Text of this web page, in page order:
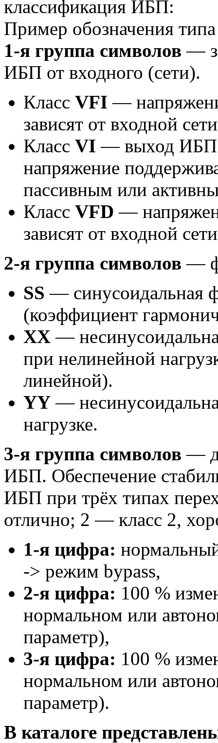
классификация ИБП:
Пример обозначения
1-я группа символов —
ИБП от входного (сети).
Класс VFI —
зависят от входной
Класс VI — выход ИБП
напряжение
пассивным или
Класс VFD —
зависят от входной
2-я группа символов —
SS — синусоидальная
(коэффициент
XX —
при нелинейной
линейной).
YY —
нагрузке.
3-я группа символов —
ИБП. Обеспечение
ИБП при трёх типах
отлично; 2 — класс 2,
1-я цифра:
-> режим bypass,
2-я цифра: 100 %
нормальном или
параметр),
3-я цифра: 100 %
нормальном или
параметр).
В каталоге